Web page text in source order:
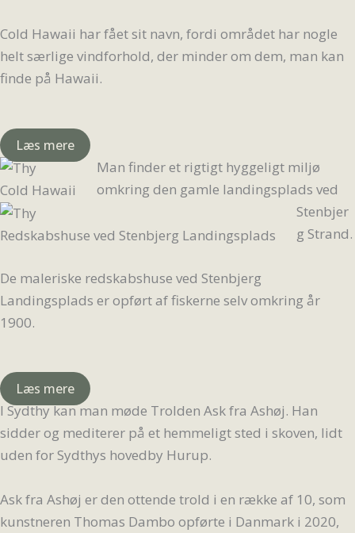
Cold Hawaii har fået sit navn, fordi området har nogle
helt særlige vindforhold, der minder om dem, man kan
finde på Hawaii.
Læs mere
Cold Hawaii
Redskabshuse ved Stenbjerg Landingsplads
Man finder et rigtigt hyggeligt miljø
omkring den gamle landingsplads ved
Stenbjer
g Strand.
De maleriske redskabshuse ved Stenbjerg
Landingsplads er opført af fiskerne selv omkring år
1900.
Læs mere
I Sydthy kan man møde Trolden Ask fra Ashøj. Han
sidder og mediterer på et hemmeligt sted i skoven, lidt
uden for Sydthys hovedby Hurup.
Ask fra Ashøj er den ottende trold i en række af 10, som
kunstneren Thomas Dambo opførte i Danmark i 2020,